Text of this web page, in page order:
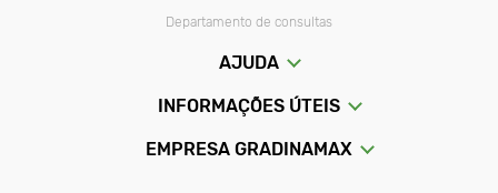
Departamento de consultas
AJUDA
INFORMAÇÕES ÚTEIS
EMPRESA GRADINAMAX